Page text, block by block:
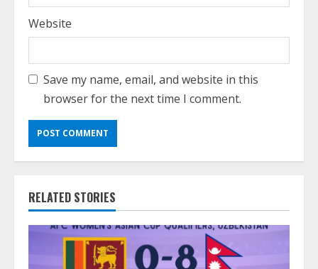
Website
Save my name, email, and website in this
browser for the next time I comment.
RELATED STORIES